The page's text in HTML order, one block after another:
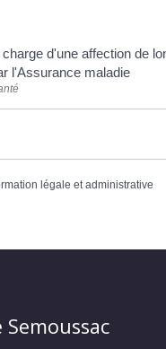
d'une affection de
l'Assurance maladie
légale et administrative